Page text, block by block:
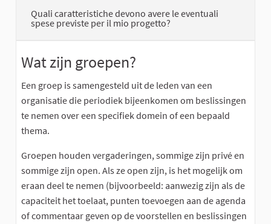
Quali caratteristiche devono avere le eventuali
spese previste per il mio progetto?
Wat zijn groepen?
Een groep is samengesteld uit de leden van een
organisatie die periodiek bijeenkomen om beslissingen
te nemen over een specifiek domein of een bepaald
thema.
Groepen houden vergaderingen, sommige zijn privé en
sommige zijn open. Als ze open zijn, is het mogelijk om
eraan deel te nemen (bijvoorbeeld: aanwezig zijn als de
capaciteit het toelaat, punten toevoegen aan de agenda
of commentaar geven op de voorstellen en beslissingen